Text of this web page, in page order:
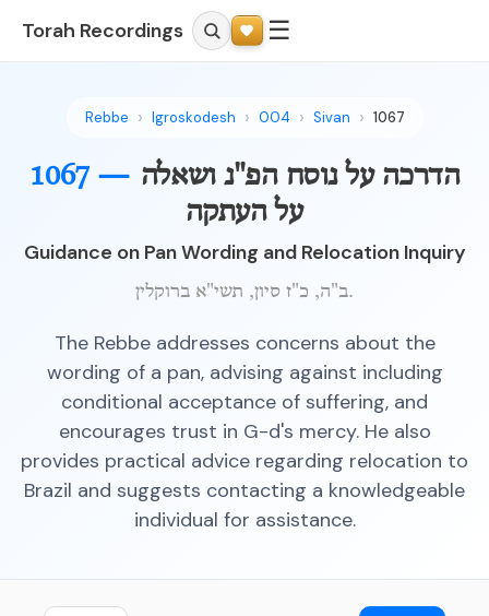
Torah Recordings ☰
Rebbe Igroskodesh 004 Sivan 1067
1067 — הדרכה על נוסח הפ"נ ושאלה
על העתקה
Guidance on Pan Wording and Relocation Inquiry
ב"ה, כ"ז סיון, תשי"א ברוקלין.
The Rebbe addresses concerns about the
wording of a pan, advising against including
conditional acceptance of suffering, and
encourages trust in G-d's mercy. He also
provides practical advice regarding relocation to
Brazil and suggests contacting a knowledgeable
individual for assistance.